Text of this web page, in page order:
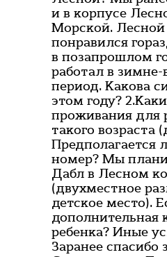
и в корпусе
Морской.
понравился
в позапрошлом
работал в
период. Какова
этом году?
проживания для
такого возраста
Предполагается
номер? Мы
Дабл в Лесном
(двухместное
детское место).
дополнительная
ребенка? Иные
Заранее спасибо